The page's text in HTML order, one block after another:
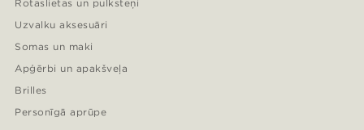
Rotaslietas un pulksteņi
Uzvalku aksesuāri
Somas un maki
Apģērbi un apakšveļa
Brilles
Personīgā aprūpe